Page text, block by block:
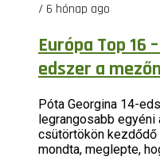
/ 6 hónap ago
Európa Top 16
edszer a
Póta Georgina 14-
legrangosabb
csütörtökön kezdődő
mondta, meglepte,